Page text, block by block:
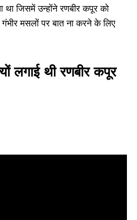
था जिसमें उन्होंने रणबीर कपूर को
गंभीर मसलों पर बात ना करने के लिए
लगाई थी रणबीर कपूर